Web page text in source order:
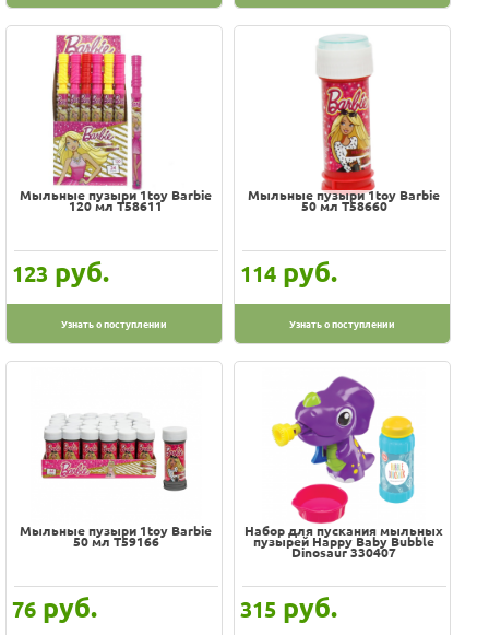
Мыльные пузыри 1toy Barbie
120 мл Т58611
123 руб.
Узнать о поступлении
Мыльные пузыри 1toy Barbie
50 мл Т58660
114 руб.
Узнать о поступлении
Мыльные пузыри 1toy Barbie
50 мл Т59166
76 руб.
Набор для пускания мыльных
пузырей Happy Baby Bubble
Dinosaur 330407
315 руб.